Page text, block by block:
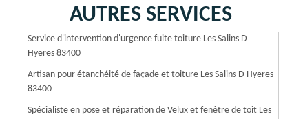
AUTRES SERVICES
Service d'intervention d'urgence fuite toiture Les Salins D
Hyeres 83400
Artisan pour étanchéité de façade et toiture Les Salins D Hyeres
83400
Spécialiste en pose et réparation de Velux et fenêtre de toit Les